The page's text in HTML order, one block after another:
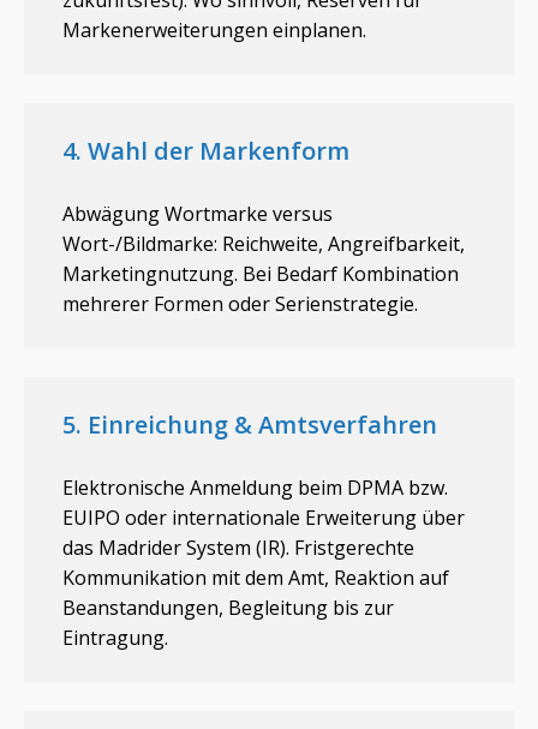
Markenerweiterungen einplanen.
4. Wahl der Markenform
Abwägung Wortmarke versus
Wort-/Bildmarke: Reichweite, Angreifbarkeit,
Marketingnutzung. Bei Bedarf Kombination
mehrerer Formen oder Serienstrategie.
5. Einreichung & Amtsverfahren
Elektronische Anmeldung beim DPMA bzw.
EUIPO oder internationale Erweiterung über
das Madrider System (IR). Fristgerechte
Kommunikation mit dem Amt, Reaktion auf
Beanstandungen, Begleitung bis zur
Eintragung.